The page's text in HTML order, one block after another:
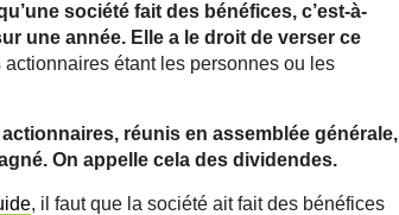
société fait des bénéfices, c’est-à-
une année. Elle a le droit de verser ce
actionnaires étant les personnes ou les
réunis en assemblée générale,
On appelle cela des dividendes.
, il faut que la société ait fait des bénéfices